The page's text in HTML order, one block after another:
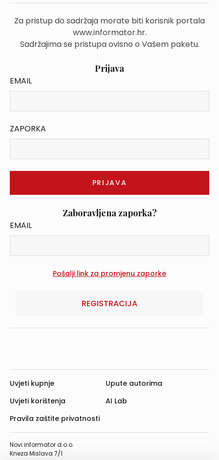
Za pristup do sadržaja morate biti korisnik portala
www.informator.hr.
Sadržajima se pristupa ovisno o Vašem paketu.
Prijava
EMAIL
ZAPORKA
Zaboravljena zaporka?
EMAIL
REGISTRACIJA
Novi informator d.o.o.
Kneza Mislava 7/1
Uvjeti kupnje
Uvjeti korištenja
Pravila zaštite privatnosti
Upute autorima
AI Lab